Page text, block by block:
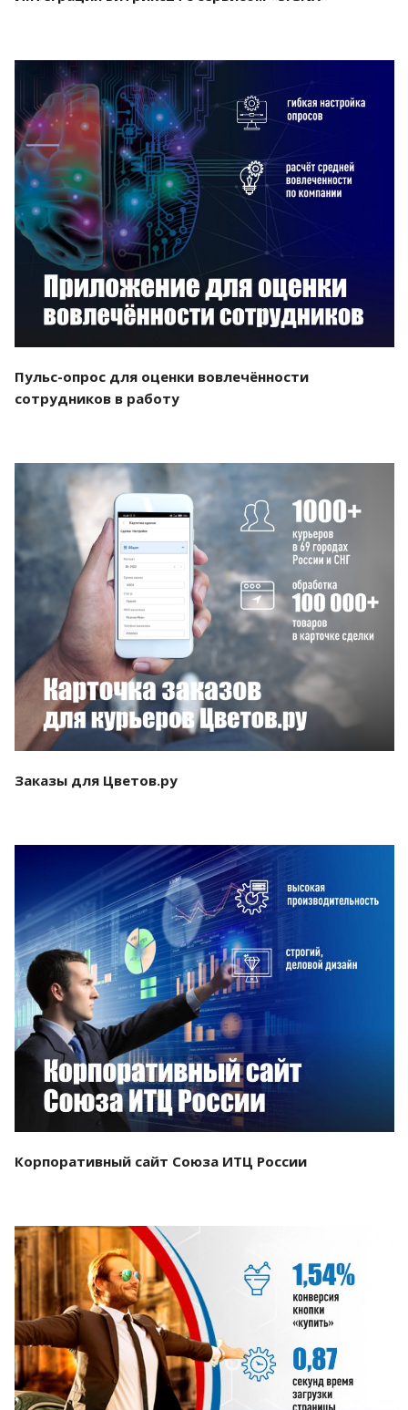
Смотреть проект
Пульс-опрос для оценки вовлечённости
сотрудников в работу
Смотреть проект
Заказы для Цветов.ру
Смотреть проект
Корпоративный сайт Союза ИТЦ России
Смотреть проект